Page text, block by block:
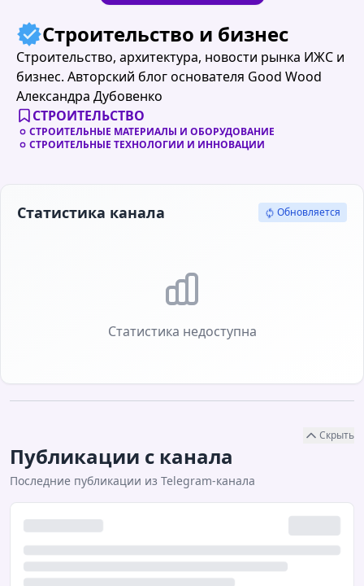
Строительство и бизнес
Строительство, архитектура, новости рынка ИЖС и
бизнес. Авторский блог основателя Good Wood
Александра Дубовенко
СТРОИТЕЛЬСТВО
СТРОИТЕЛЬНЫЕ МАТЕРИАЛЫ И ОБОРУДОВАНИЕ
СТРОИТЕЛЬНЫЕ ТЕХНОЛОГИИ И ИННОВАЦИИ
Статистика канала Обновляется
Статистика недоступна
Скрыть
Публикации с канала
Последние публикации из Telegram-канала